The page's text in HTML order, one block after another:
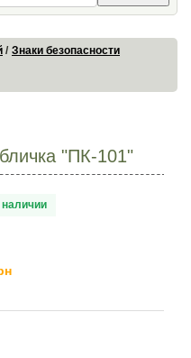
Знаки безопасности
"ПК-101"